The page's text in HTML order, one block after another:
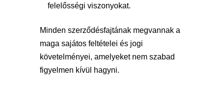
felelősségi viszonyokat.
Minden szerződésfajtának megvannak a
maga sajátos feltételei és jogi
követelményei, amelyeket nem szabad
figyelmen kívül hagyni.